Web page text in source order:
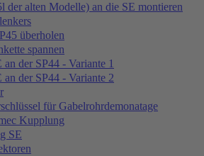
der alten Modelle) an die SE montieren
überholen
spannen
der SP44 - Variante 1
der SP44 - Variante 2
für Gabelrohrdemonatage
Kupplung
SE